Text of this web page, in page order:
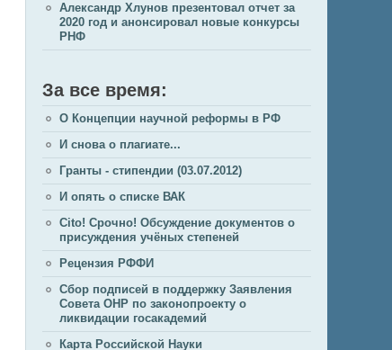
Александр Хлунов презентовал отчет за
2020 год и анонсировал новые конкурсы
РНФ
За все время:
О Концепции научной реформы в РФ
И снова о плагиате...
Гранты - стипендии (03.07.2012)
И опять о списке ВАК
Cito! Срочно! Обсуждение документов о
присуждения учёных степеней
Рецензия РФФИ
Сбор подписей в поддержку Заявления
Совета ОНР по законопроекту о
ликвидации госакадемий
Карта Российской Науки